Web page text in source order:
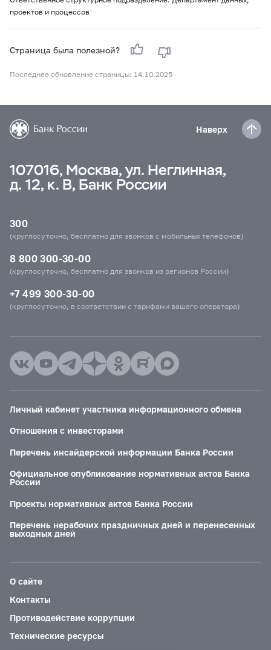
проектов и процессов
Страница была полезной?
Последнее обновление страницы: 14.10.2025
Наверх
107016, Москва, ул. Неглинная,
д. 12, к. В, Банк России
300
(круглосуточно, бесплатно для звонков с мобильных телефонов)
8 800 300-30-00
(круглосуточно, бесплатно для звонков из регионов России)
+7 499 300-30-00
(круглосуточно, в соответствии с тарифами вашего оператора)
Личный кабинет участника информационного обмена
Отношения с инвесторами
Перечень инсайдерской информации Банка России
Официальное опубликование нормативных актов Банка
России
Проекты нормативных актов Банка России
Перечень нерабочих праздничных дней и перенесенных
выходных дней
О сайте
Контакты
Противодействие коррупции
Технические ресурсы